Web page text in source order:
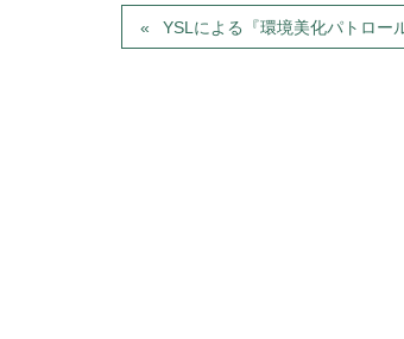
YSLによる『環境美化パトロー